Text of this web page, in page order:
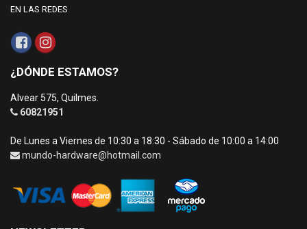
EN LAS REDES
¿DÓNDE ESTAMOS?
Alvear 575, Quilmes.
60821951
De Lunes a Viernes de 10:30 a 18:30 - Sábado de 10:00 a 14:00
mundo-hardware@hotmail.com